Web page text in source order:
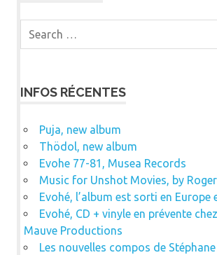
INFOS RÉCENTES
Puja, new album
Thödol, new album
Evohe 77-81, Musea Records
Music for Unshot Movies, by
Evohé, l’album est sorti en Europe
Evohé, CD + vinyle en prévente
Mauve Productions
Les nouvelles compos de